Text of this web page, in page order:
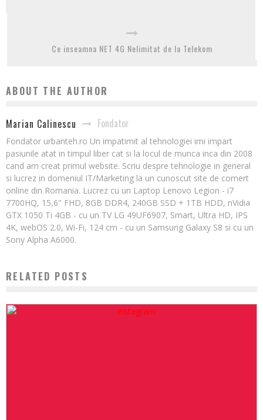
Ce inseamna NET 4G Nelimitat de la Telekom
ABOUT THE AUTHOR
Marian Calinescu Fondator
Fondator urbanteh.ro Un impatimit al tehnologiei imi impart
pasiunile atat in timpul liber cat si la locul de munca inca din 2008
cand am creat primul website. Scriu despre tehnologie in general
si lucrez in domeniul IT/Marketing la un cunoscut site de comert
online din Romania. Lucrez cu un Laptop Lenovo Legion - i7
7700HQ, 15,6" FHD, 8GB DDR4, 240GB SSD + 1TB HDD, nVidia
GTX 1050 Ti 4GB - cu un TV LG 49UF6907, Smart, Ultra HD, IPS
4K, webOS 2.0, Wi-Fi, 124 cm - cu un Samsung Galaxy S8 si cu un
Sony Alpha A6000.
RELATED POSTS